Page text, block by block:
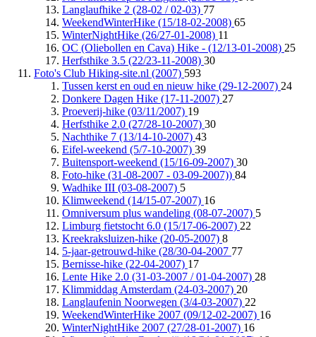
Langlaufhike 2 (28-02 / 02-03) 77
WeekendWinterHike (15/18-02-2008) 65
WinterNightHike (26/27-01-2008) 11
OC (Oliebollen en Cava) Hike - (12/13-01-2008) 25
Herfsthike 3.5 (22/23-11-2008) 30
Foto's Club Hiking-site.nl (2007) 593
Tussen kerst en oud en nieuw hike (29-12-2007) 24
Donkere Dagen Hike (17-11-2007) 27
Proeverij-hike (03/11/2007) 19
Herfsthike 2.0 (27/28-10-2007) 30
Nachthike 7 (13/14-10-2007) 43
Eifel-weekend (5/7-10-2007) 39
Buitensport-weekend (15/16-09-2007) 30
Foto-hike (31-08-2007 - 03-09-2007)) 84
Wadhike III (03-08-2007) 5
Klimweekend (14/15-07-2007) 16
Omniversum plus wandeling (08-07-2007) 5
Limburg fietstocht 6.0 (15/17-06-2007) 22
Kreekraksluizen-hike (20-05-2007) 8
5-jaar-getrouwd-hike (28/30-04-2007 77
Bernisse-hike (22-04-2007) 17
Lente Hike 2.0 (31-03-2007 / 01-04-2007) 28
Klimmiddag Amsterdam (24-03-2007) 20
Langlaufenin Noorwegen (3/4-03-2007) 22
WeekendWinterHike 2007 (09/12-02-2007) 16
WinterNightHike 2007 (27/28-01-2007) 16